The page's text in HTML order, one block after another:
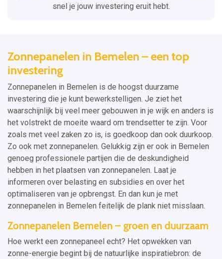
snel je jouw investering eruit hebt.
Zonnepanelen in Bemelen – een top
investering
Zonnepanelen in Bemelen is de hoogst duurzame
investering die je kunt bewerkstelligen. Je ziet het
waarschijnlijk bij veel meer gebouwen in je wijk en anders is
het volstrekt de moeite waard om trendsetter te zijn. Voor
zoals met veel zaken zo is, is goedkoop dan ook duurkoop.
Zo ook met zonnepanelen. Gelukkig zijn er ook in Bemelen
genoeg professionele partijen die de deskundigheid
hebben in het plaatsen van zonnepanelen. Laat je
informeren over belasting en subsidies en over het
optimaliseren van je opbrengst. En dan kun je met
zonnepanelen in Bemelen feitelijk de plank niet misslaan.
Zonnepanelen Bemelen – groen en duurzaam
Hoe werkt een zonnepaneel echt? Het opwekken van
zonne-energie begint bij de natuurlijke inspiratiebron: de